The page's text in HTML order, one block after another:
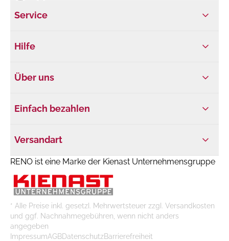
Service
Hilfe
Über uns
Einfach bezahlen
Versandart
RENO ist eine Marke der Kienast Unternehmensgruppe
* Alle Preise inkl. gesetzl. Mehrwertsteuer zzgl. Versandkosten
und ggf. Nachnahmegebühren, wenn nicht anders
angegeben
ImpressumAGBDatenschutzBarrierefreiheit